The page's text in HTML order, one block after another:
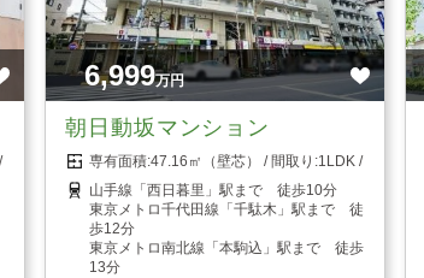
6,999万円
朝日動坂マンション
47.16㎡（壁芯）
1LDK
山手線「西日暮里」駅まで 徒歩10分
東京メトロ千代田線「千駄木」駅まで 徒
歩12分
東京メトロ南北線「本駒込」駅まで 徒歩
13分